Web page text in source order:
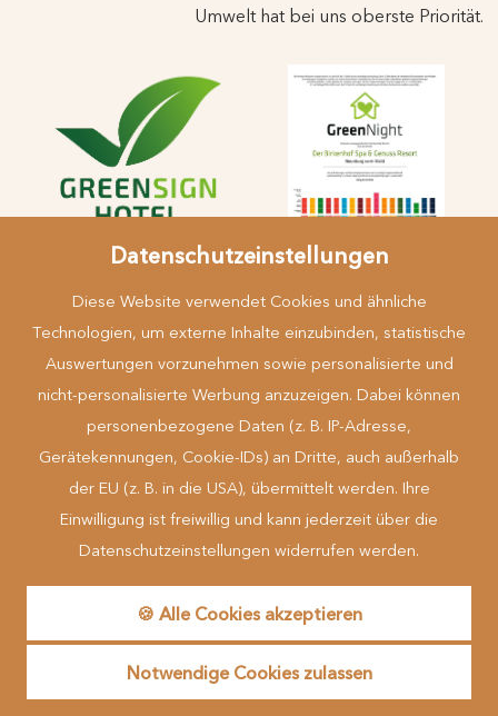
Datenschutzeinstellungen
Diese Website verwendet Cookies und ähnliche
Technologien, um externe Inhalte einzubinden, statistische
Auswertungen vorzunehmen sowie personalisierte und
nicht-personalisierte Werbung anzuzeigen. Dabei können
personenbezogene Daten (z. B. IP-Adresse,
Gerätekennungen, Cookie-IDs) an Dritte, auch außerhalb
der EU (z. B. in die USA), übermittelt werden. Ihre
Einwilligung ist freiwillig und kann jederzeit über die
Datenschutzeinstellungen widerrufen werden.
🍪 Alle Cookies akzeptieren
Notwendige Cookies zulassen
Umwelt hat bei uns oberste Priorität.
Mehr erfahren
... zu Gast in der Natur
Reguest Messenger
Wenn Sie den Messenger nutzen möchten müssen Sie die